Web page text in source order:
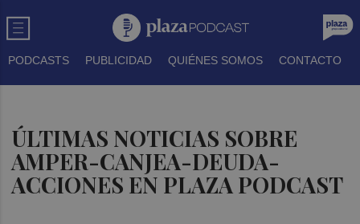
PODCASTS PUBLICIDAD QUIÉNES SOMOS CONTACTO
ÚLTIMAS NOTICIAS SOBRE
AMPER-CANJEA-DEUDA-
ACCIONES EN PLAZA PODCAST